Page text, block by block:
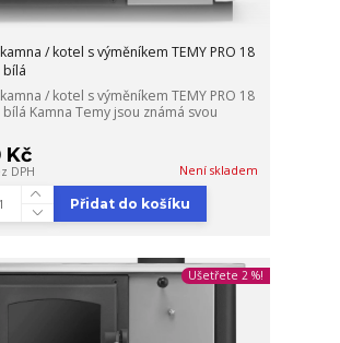
/ kotel s výměníkem TEMY PRO 18
bílá
/ kotel s výměníkem TEMY PRO 18
bílá Kamna Temy jsou známá svou
Kč
DPH Není skladem
Přidat do košíku
Ušetřete 2 %!